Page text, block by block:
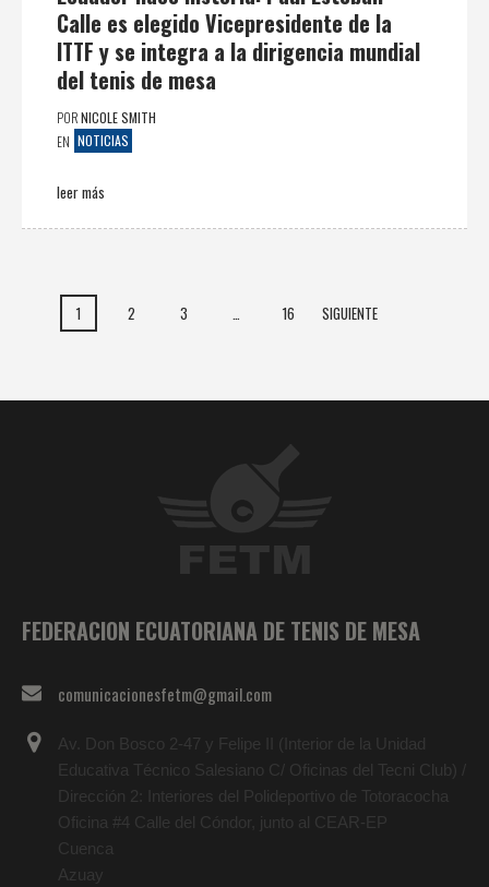
Calle es elegido Vicepresidente de la
ITTF y se integra a la dirigencia mundial
del tenis de mesa
PORNICOLE SMITH
EN NOTICIAS
leer más
1 2 3 … 16 SIGUIENTE
FEDERACION ECUATORIANA DE TENIS DE MESA
comunicacionesfetm@gmail.com
Av. Don Bosco 2-47 y Felipe II (Interior de la Unidad
Educativa Técnico Salesiano C/ Oficinas del Tecni Club) /
Dirección 2: Interiores del Polideportivo de Totoracocha
Oficina #4 Calle del Cóndor, junto al CEAR-EP
Cuenca
Azuay